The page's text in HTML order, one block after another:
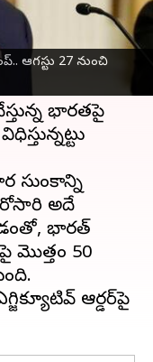
ఆగస్టు 27 నుంచి
షాక్
భారతపై
సుంకాన్ని
అదే
భారత్‌
మొత్తం 50
ఆర్డర్‌పై